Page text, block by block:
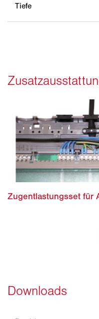
Tiefe